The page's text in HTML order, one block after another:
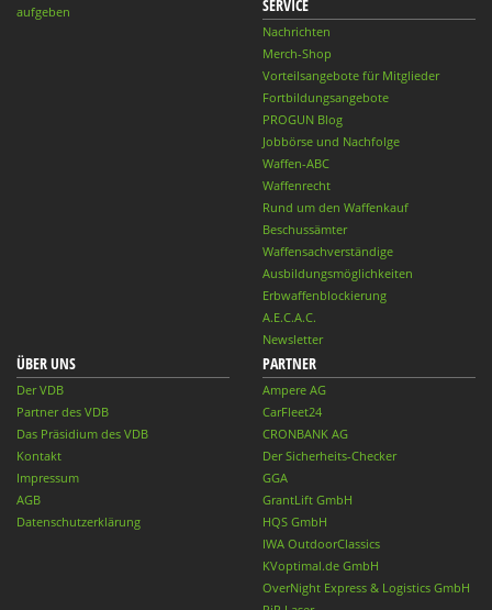
aufgeben
SERVICE
Nachrichten
Merch-Shop
Vorteilsangebote für Mitglieder
Fortbildungsangebote
PROGUN Blog
Jobbörse und Nachfolge
Waffen-ABC
Waffenrecht
Rund um den Waffenkauf
Beschussämter
Waffensachverständige
Ausbildungsmöglichkeiten
Erbwaffenblockierung
A.E.C.A.C.
Newsletter
ÜBER UNS
Der VDB
Partner des VDB
Das Präsidium des VDB
Kontakt
Impressum
AGB
Datenschutzerklärung
PARTNER
Ampere AG
CarFleet24
CRONBANK AG
Der Sicherheits-Checker
GGA
GrantLift GmbH
HQS GmbH
IWA OutdoorClassics
KVoptimal.de GmbH
OverNight Express & Logistics GmbH